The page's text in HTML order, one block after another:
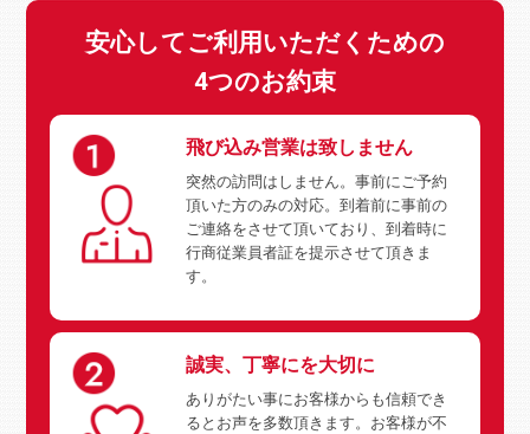
安心してご利用いただくための
4つのお約束
飛び込み営業は致しません
突然の訪問はしません。事前にご予約
頂いた方のみの対応。到着前に事前の
ご連絡をさせて頂いており、到着時に
行商従業員者証を提示させて頂きま
す。
誠実、丁寧にを大切に
ありがたい事にお客様からも信頼でき
るとお声を多数頂きます。お客様が不